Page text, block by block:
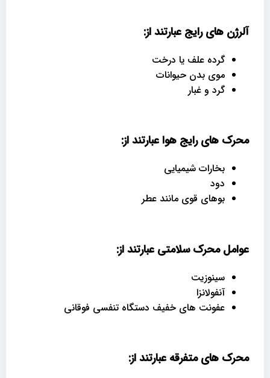
آلرژن های رایج عبارتند از:
گرده علف یا درخت
موی بدن حیوانات
گرد و غبار
محرک های رایج هوا عبارتند از:
بخارات شیمیایی
دود
بوهای قوی مانند عطر
عوامل محرک سلامتی عبارتند از:
سینوزیت
آنفولانزا
عفونت های خفیف دستگاه تنفسی فوقانی
محرک های متفرقه عبارتند از: